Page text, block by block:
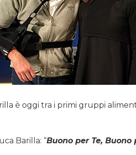
è oggi tra i primi gruppi
Barilla: “Buono per Te,